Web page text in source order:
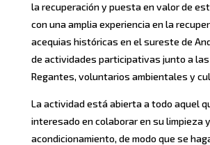
la recuperación y puesta en valor de
con una amplia experiencia en la
acequias históricas en el sureste de
de actividades participativas junto a las
Regantes, voluntarios ambientales y
La actividad está abierta a todo aquel
interesado en colaborar en su limpieza y
acondicionamiento, de modo que se